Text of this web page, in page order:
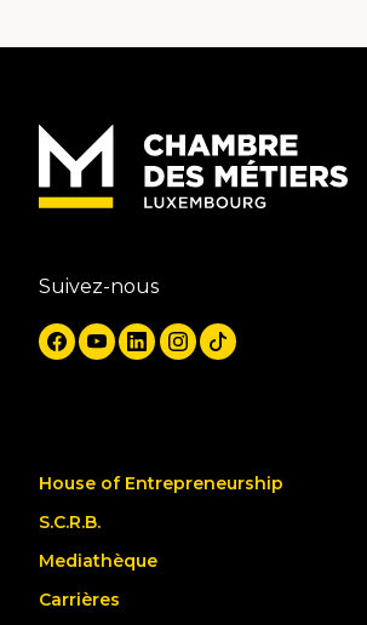
Suivez-nous
House of Entrepreneurship
S.C.R.B.
Mediathèque
Carrières